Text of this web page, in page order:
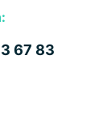
67 83